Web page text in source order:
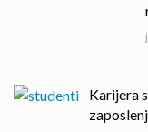
Karijera